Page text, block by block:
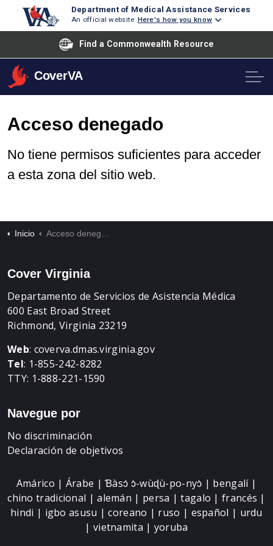
Department of Medical Assistance Services
An official website Here's how you know
Find a Commonwealth Resource
CoverVA
Acceso denegado
No tiene permisos suficientes para acceder
a esta zona del sitio web.
Inicio Acceso denegado
Cover Virginia
Departamento de Servicios de Asistencia Médica
600 East Broad Street
Richmond, Virginia 23219
Web: coverva.dmas.virginia.gov
Tel: 1-855-242-8282
TTY: 1-888-221-1590
Navegue por
No discriminación
Declaración de objetivos
Amárico | Árabe | Ɓàsɔ́ ɔ̀-wùɖù-po-nyɔ̀ | bengalí |
chino tradicional | alemán | persa | tagalo | francés |
hindi | igbo asusu | coreano | ruso | español | urdu
| vietnamita | yoruba